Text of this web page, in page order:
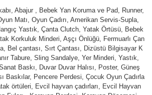
Abajur , Bebek Yan Koruma ve Pad, Runner,
Matı, Oyun Çadırı, Amerikan Servis-Supla,
Yastık, Çanta Clutch, Yatak Örtüsü, Bebek
Korkuluk Minderi, Aşçı Önlüğü, Fermuarlı Çan
Bel çantası, Sırt Çantası, Dizüstü Bilgisayar K
Tabure, Sling Sandalye, Yer Minderi, Yastık,
Baskı, Duvar Duvar Halısı, Poster, Güneş
Baskılar, Pencere Perdesi, Çocuk Oyun Çadırla
örtüleri, Evcil hayvan çadırları, Evcil Hayvan